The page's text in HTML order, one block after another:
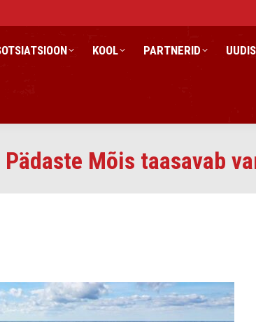
KOOL PARTNERID
Mõis taasavab